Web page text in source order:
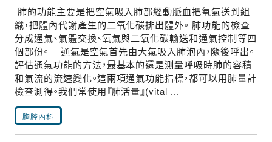
肺的功能主要是把空氣吸入肺部經動脈血把氧氣送到組
織，把體內代謝產生的二氧化碳排出體外。 肺功能的檢查
分成通氣、氣體交換、氧氣與二氧化碳輸送和通氣控制等四
個部份。 通氣是空氣首先由大氣吸入肺泡內，隨後呼出。
評估通氣功能的方法，最基本的還是測量呼吸時肺的容積
和氣流的流速變化。這兩項通氣功能指標，都可以用肺量計
檢查測得。我們常使用『肺活量』(vital ...
胸腔內科